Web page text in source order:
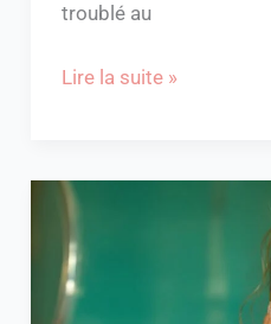
troublé au
Lire la suite »
Huile
coco
danger